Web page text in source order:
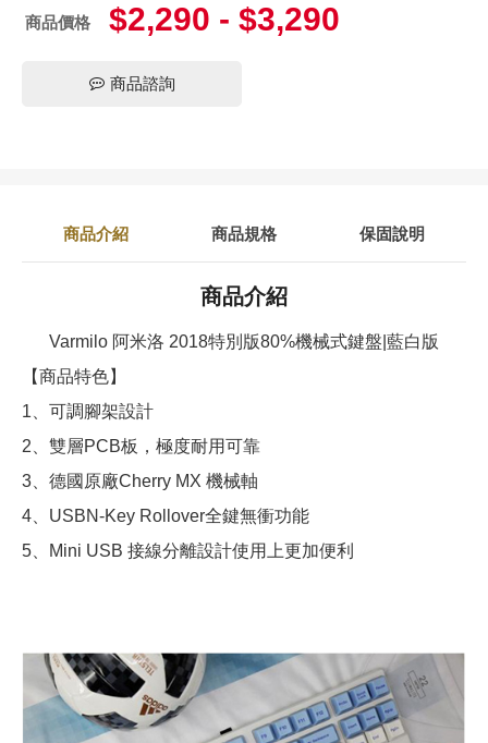
商品價格 $2,290 - $3,290
商品諮詢
商品介紹 商品規格 保固說明
商品介紹
Varmilo 阿米洛 2018特別版80%機械式鍵盤|藍白版
【商品特色】
1、可調腳架設計
2、雙層PCB板，極度耐用可靠
3、德國原廠Cherry MX 機械軸
4、USBN-Key Rollover全鍵無衝功能
5、Mini USB 接線分離設計使用上更加便利